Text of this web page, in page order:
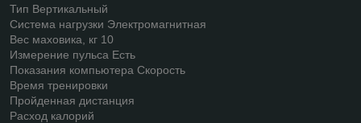
Тип Вертикальный
Система нагрузки Электромагнитная
Вес маховика, кг 10
Измерение пульса Есть
Показания компьютера Скорость
Время тренировки
Пройденная дистанция
Расход калорий